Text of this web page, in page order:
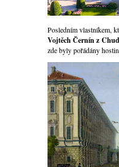
Posledním vlastníkem,
Vojtěch Černín z
zde byly pořádány